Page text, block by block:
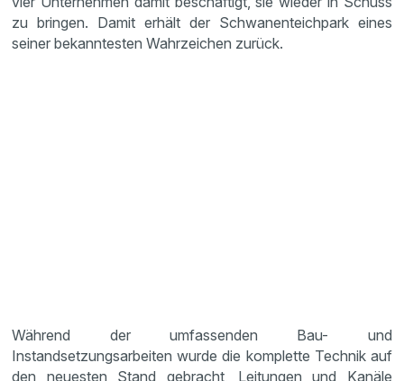
zu bringen. Damit erhält der Schwanenteichpark eines
seiner bekanntesten Wahrzeichen zurück.
Während der umfassenden Bau- und
Instandsetzungsarbeiten wurde die komplette Technik auf
den neuesten Stand gebracht, Leitungen und Kanäle